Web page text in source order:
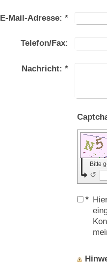
E-Mail-Adresse: *
Telefon/Fax:
Nachricht: *
Bitte
↺
*